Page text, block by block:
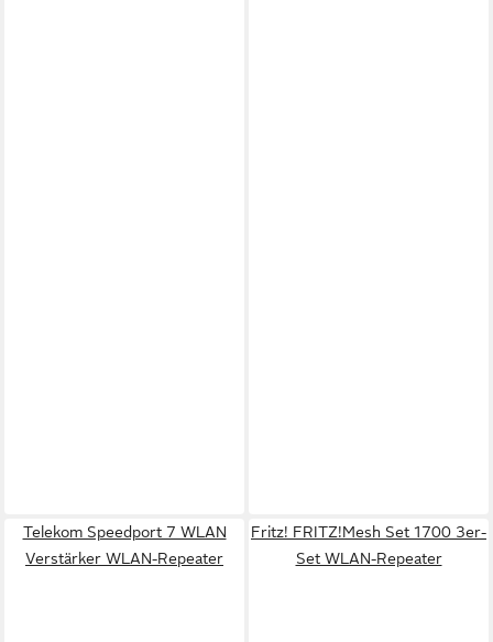
Telekom Speedport 7 WLAN
Verstärker WLAN-Repeater
Fritz! FRITZ!Mesh Set 1700 3er-
Set WLAN-Repeater